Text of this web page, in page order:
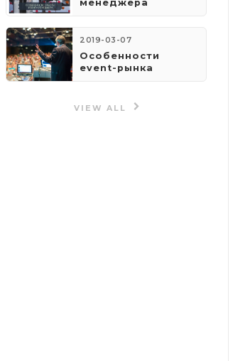
менеджера
2019-03-07
Особенности
event-рынка
VIEW ALL